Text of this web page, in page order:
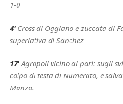
1-0
4' Cross di Oggiano e zuccata di
superlativa di Sanchez
17'Agropoli vicino al pari: sugli
colpo di testa di Numerato, e
Manzo.